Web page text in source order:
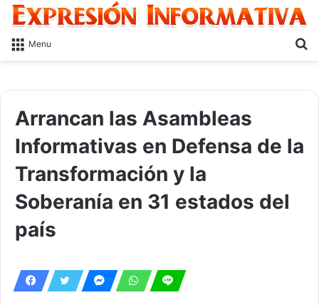
Menu
Arrancan las Asambleas
Informativas en Defensa de la
Transformación y la
Soberanía en 31 estados del
país